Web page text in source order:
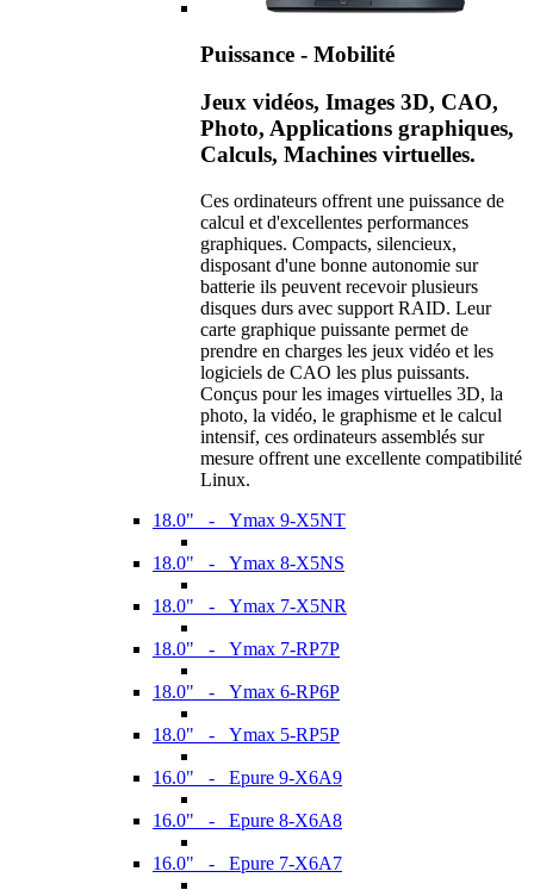
Puissance - Mobilité
Jeux vidéos, Images 3D, CAO,
Photo, Applications graphiques,
Calculs, Machines virtuelles.
Ces ordinateurs offrent une puissance de
calcul et d'excellentes performances
graphiques. Compacts, silencieux,
disposant d'une bonne autonomie sur
batterie ils peuvent recevoir plusieurs
disques durs avec support RAID. Leur
carte graphique puissante permet de
prendre en charges les jeux vidéo et les
logiciels de CAO les plus puissants.
Conçus pour les images virtuelles 3D, la
photo, la vidéo, le graphisme et le calcul
intensif, ces ordinateurs assemblés sur
mesure offrent une excellente compatibilité
Linux.
18.0" - Ymax 9-X5NT
18.0" - Ymax 8-X5NS
18.0" - Ymax 7-X5NR
18.0" - Ymax 7-RP7P
18.0" - Ymax 6-RP6P
18.0" - Ymax 5-RP5P
16.0" - Epure 9-X6A9
16.0" - Epure 8-X6A8
16.0" - Epure 7-X6A7